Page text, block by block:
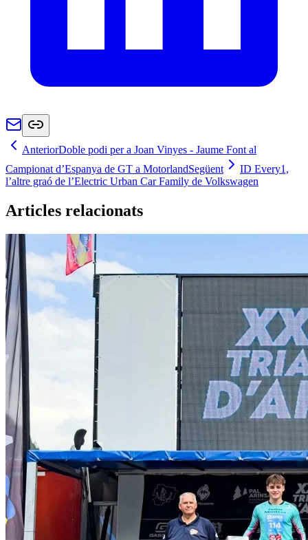
AnteriorDoble podi per a Joan Vinyes - Jaume Font al
Campionat d’Espanya de GT a MotorlandSegüent
ID Every1,
l’altre graó de l’Electric Urban Car Family de Volkswagen
Articles relacionats